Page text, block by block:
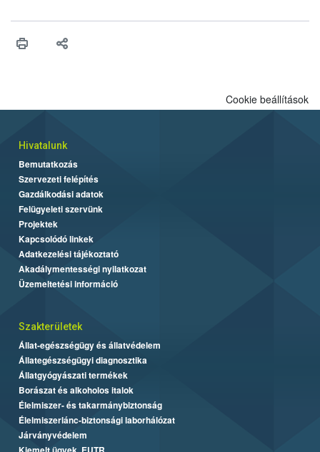
higiéniai szabályok betartása, a megfelelő hőkezelés, valamint a
biztonsági Hivatal (Nébih) Oktatási Programja összegyűjtötte a
Cookie beállítások
Hivatalunk
Bemutatkozás
Szervezeti felépítés
Gazdálkodási adatok
Felügyeleti szervünk
Projektek
Kapcsolódó linkek
Adatkezelési tájékoztató
Akadálymentességi nyilatkozat
Üzemeltetési információ
Szakterületek
Állat-egészségügy és állatvédelem
Állategészségügyi diagnosztika
Állatgyógyászati termékek
Borászat és alkoholos italok
Élelmiszer- és takarmánybiztonság
Élelmiszerlánc-biztonsági laborhálózat
Járványvédelem